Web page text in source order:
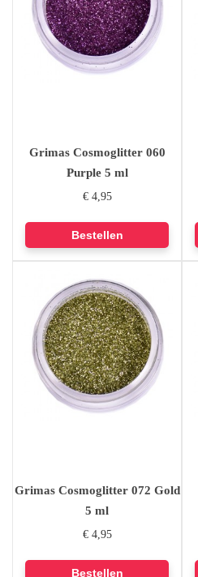
Grimas Cosmoglitter 060
Purple 5 ml
€ 4,95
Grimas Cosmoglitter 072 Gold
5 ml
€ 4,95